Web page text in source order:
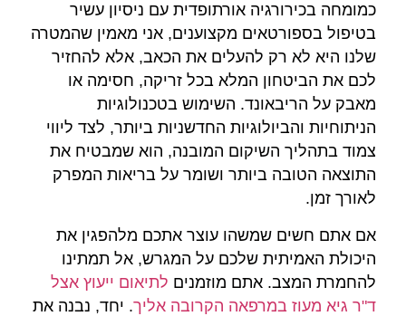
כמומחה בכירורגיה אורתופדית עם ניסיון עשיר
בטיפול בספורטאים מקצוענים, אני מאמין שהמטרה
שלנו היא לא רק להעלים את הכאב, אלא להחזיר
לכם את הביטחון המלא בכל זריקה, חסימה או
מאבק על הריבאונד. השימוש בטכנולוגיות
הניתוחיות והביולוגיות החדשניות ביותר, לצד ליווי
צמוד בתהליך השיקום המובנה, הוא שמבטיח את
התוצאה הטובה ביותר ושומר על בריאות המפרק
לאורך זמן.
אם אתם חשים שמשהו עוצר אתכם מלהפגין את
היכולת האמיתית שלכם על המגרש, אל תמתינו
להחמרת המצב. אתם מוזמנים לתיאום ייעוץ אצל
ד"ר גיא מעוז במרפאה הקרובה אליך. יחד, נבנה את